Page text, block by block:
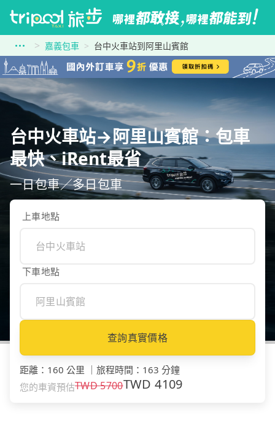
嘉義包車 台中火車站到阿里山賓館
台中火車站→阿里山賓館：包車
最快、iRent最省
一日包車／多日包車
上車地點
下車地點
查詢真實價格
距離 ： 160 公里 旅程時間 ： 163 分鐘
您的車資預估TWD5700TWD4109